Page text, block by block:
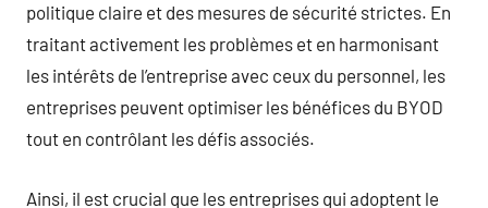
politique claire et des mesures de sécurité strictes. En
traitant activement les problèmes et en harmonisant
les intérêts de l’entreprise avec ceux du personnel, les
entreprises peuvent optimiser les bénéfices du BYOD
tout en contrôlant les défis associés.
Ainsi, il est crucial que les entreprises qui adoptent le